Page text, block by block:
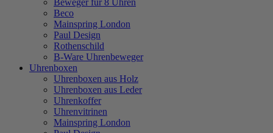
Beweger für 8 Uhren
Beco
Mainspring London
Paul Design
Rothenschild
B-Ware Uhrenbeweger
Uhrenboxen
Uhrenboxen aus Holz
Uhrenboxen aus Leder
Uhrenkoffer
Uhrenvitrinen
Mainspring London